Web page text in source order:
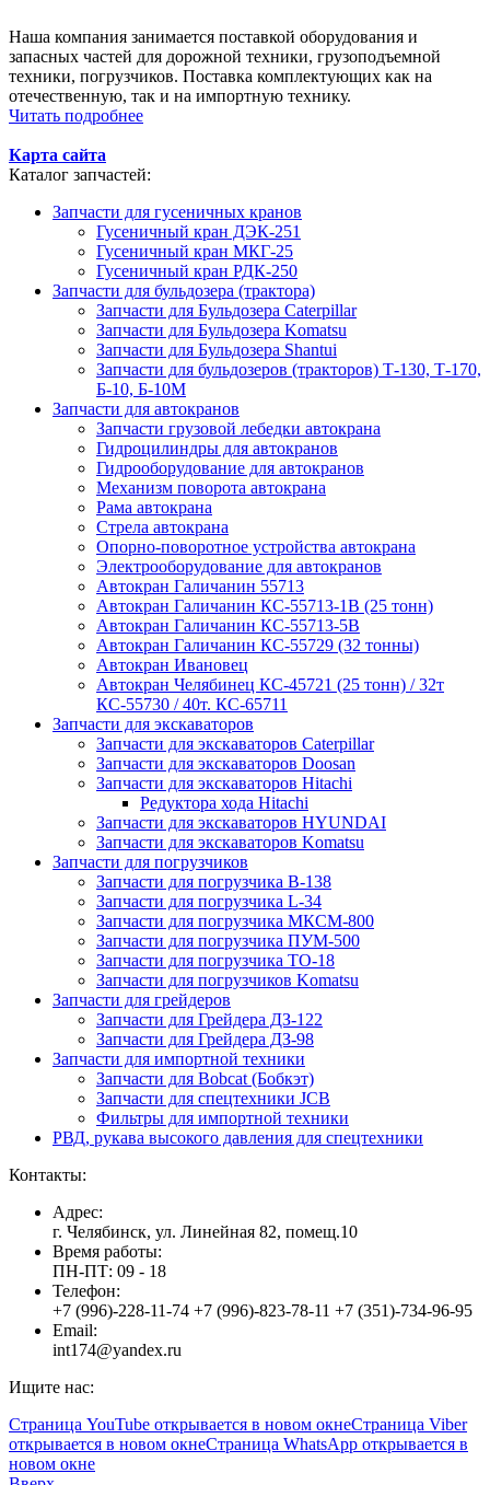
Наша компания занимается поставкой оборудования и
запасных частей для дорожной техники, грузоподъемной
техники, погрузчиков. Поставка комплектующих как на
отечественную, так и на импортную технику.
Читать подробнее
Карта сайта
Каталог запчастей:
Запчасти для гусеничных кранов
Гусеничный кран ДЭК-251
Гусеничный кран МКГ-25
Гусеничный кран РДК-250
Запчасти для бульдозера (трактора)
Запчасти для Бульдозера Caterpillar
Запчасти для Бульдозера Komatsu
Запчасти для Бульдозера Shantui
Запчасти для бульдозеров (тракторов) Т-130, Т-170,
Б-10, Б-10М
Запчасти для автокранов
Запчасти грузовой лебедки автокрана
Гидроцилиндры для автокранов
Гидрооборудование для автокранов
Механизм поворота автокрана
Рама автокрана
Стрела автокрана
Опорно-поворотное устройства автокрана
Электрооборудование для автокранов
Автокран Галичанин 55713
Автокран Галичанин КС-55713-1В (25 тонн)
Автокран Галичанин КС-55713-5В
Автокран Галичанин КС-55729 (32 тонны)
Автокран Ивановец
Автокран Челябинец КС-45721 (25 тонн) / 32т
КС-55730 / 40т. КС-65711
Запчасти для экскаваторов
Запчасти для экскаваторов Caterpillar
Запчасти для экскаваторов Doosan
Запчасти для экскаваторов Hitachi
Редуктора хода Hitachi
Запчасти для экскаваторов HYUNDAI
Запчасти для экскаваторов Komatsu
Запчасти для погрузчиков
Запчасти для погрузчика B-138
Запчасти для погрузчика L-34
Запчасти для погрузчика МКСМ-800
Запчасти для погрузчика ПУМ-500
Запчасти для погрузчика ТО-18
Запчасти для погрузчиков Komatsu
Запчасти для грейдеров
Запчасти для Грейдера ДЗ-122
Запчасти для Грейдера ДЗ-98
Запчасти для импортной техники
Запчасти для Bobcat (Бобкэт)
Запчасти для спецтехники JCB
Фильтры для импортной техники
РВД, рукава высокого давления для спецтехники
Контакты:
Адрес:
г. Челябинск, ул. Линейная 82, помещ.10
Время работы:
ПН-ПТ: 09 - 18
Телефон:
+7 (996)-228-11-74 +7 (996)-823-78-11 +7 (351)-734-96-95
Email:
int174@yandex.ru
Ищите нас:
Страница YouTube открывается в новом окнеСтраница Viber
открывается в новом окнеСтраница WhatsApp открывается в
новом окне